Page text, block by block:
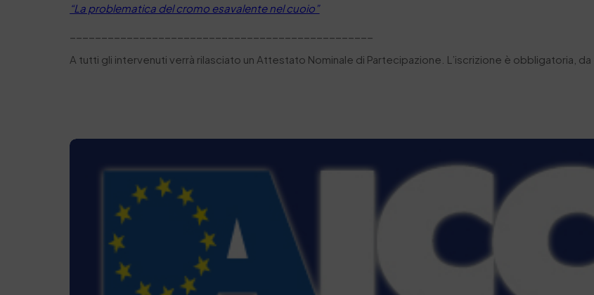
“La problematica del cromo esavalente nel cuoio”
A tutti gli intervenuti verrà rilasciato un Attestato Nominale di Partecipazione. L’iscrizione è obbligatoria,